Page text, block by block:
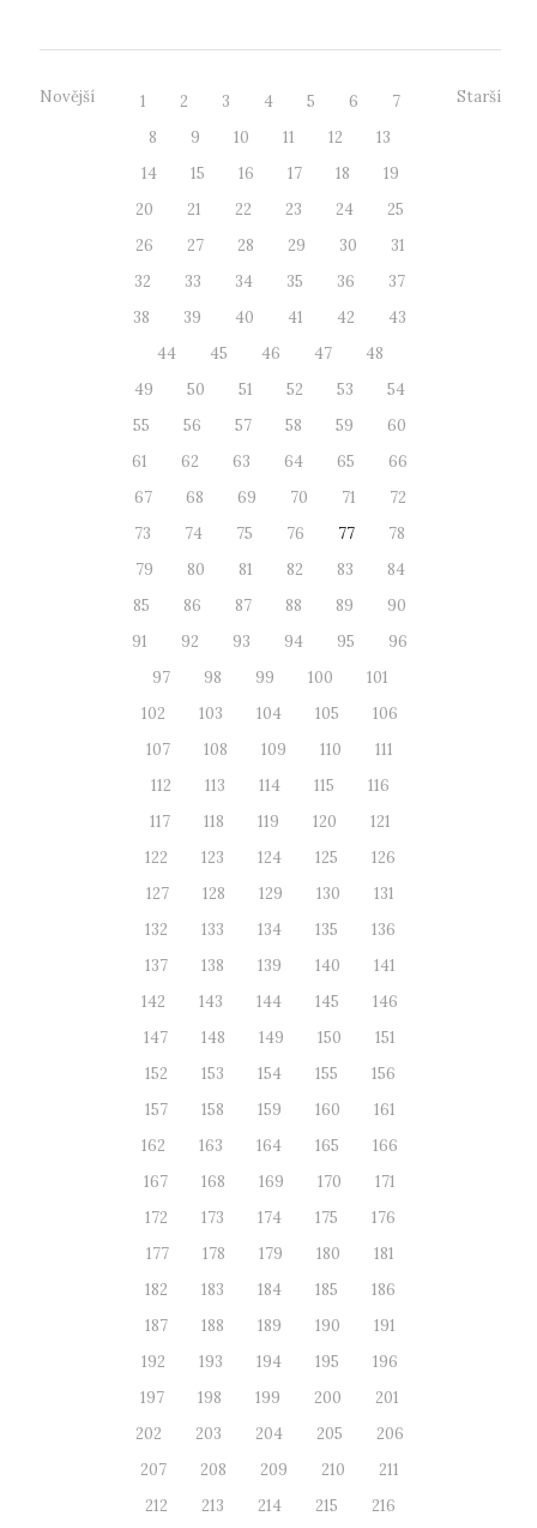
Novější 1 2 3 4 5 6
7
8
9 10 11 12
13
14
15 16 17 18
19
20
21 22 23 24
25
26
27 28 29 30
31
32
33 34 35 36
37
38
39 40 41 42
43
44
45 46 47
48
49
50 51 52 53
54
55
56 57 58 59
60
61
62 63 64 65
66
67
68 69 70 71
72
73
74 75 76 77
78
79
80 81 82 83
84
85
86 87 88 89
90
91
92 93 94 95
96
97
98 99 100
101
102
103 104 105
106
107
108 109 110
111
112
113 114 115
116
117
118 119 120
121
122
123 124 125
126
127
128 129 130
131
132
133 134 135
136
137
138 139 140
141
142
143 144 145
146
147
148 149 150
151
152
153 154 155
156
157
158 159 160
161
162
163 164 165
166
167
168 169 170
171
172
173 174 175
176
177
178 179 180
181
182
183 184 185
186
187
188 189 190
191
192
193 194 195
196
197
198 199 200
201
202
203 204 205
206
207
208 209 210
211
212
213 214 215
216
Starší